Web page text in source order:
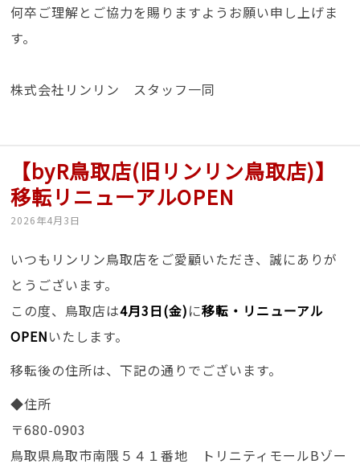
何卒ご理解とご協力を賜りますようお願い申し上げま
す。
株式会社リンリン スタッフ一同
【byR鳥取店(旧リンリン鳥取店)】
移転リニューアルOPEN
2026年4月3日
いつもリンリン鳥取店をご愛顧いただき、誠にありが
とうございます。
この度、鳥取店は4月3日(金)に移転・リニューアル
OPENいたします。
移転後の住所は、下記の通りでございます。
◆住所
〒680-0903
鳥取県鳥取市南隈５４１番地 トリニティモールBゾー